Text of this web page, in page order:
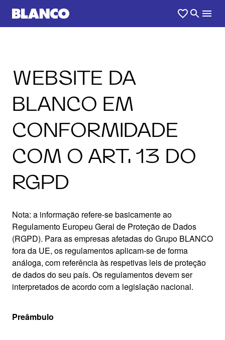
WEBSITE DA
BLANCO EM
CONFORMIDADE
COM O ART. 13 DO
RGPD
Nota: a informação refere-se basicamente ao
Regulamento Europeu Geral de Proteção de Dados
(RGPD). Para as empresas afetadas do Grupo BLANCO
fora da UE, os regulamentos aplicam-se de forma
análoga, com referência às respetivas leis de proteção
de dados do seu país. Os regulamentos devem ser
interpretados de acordo com a legislação nacional.
Preâmbulo